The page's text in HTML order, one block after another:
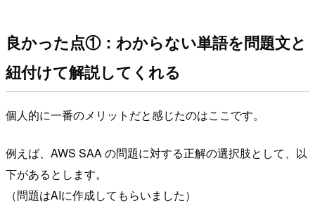
良かった点①：わからない単語を問題文と
紐付けて解説してくれる
個人的に一番のメリットだと感じたのはここです。
例えば、AWS SAA の問題に対する正解の選択肢として、以
下があるとします。
（問題はAIに作成してもらいました）